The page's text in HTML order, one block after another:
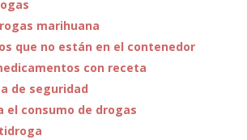
marihuana
que no están en el contenedor
con receta
de seguridad
el consumo de drogas